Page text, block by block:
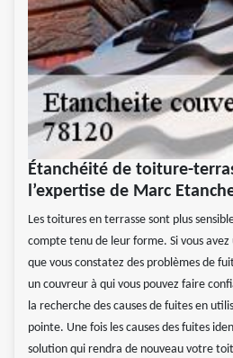
Étanchéité de toiture-
l’expertise de Marc
Les toitures en terrasse sont plus
compte tenu de leur forme. Si vous
que vous constatez des problèmes de
un couvreur à qui vous pouvez faire
la recherche des causes de fuites en
pointe. Une fois les causes des fuites
solution qui rendra de nouveau votre